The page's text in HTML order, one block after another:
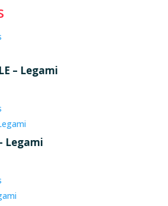
– Legami
Legami